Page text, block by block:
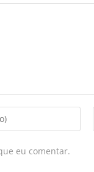
eu comentar.